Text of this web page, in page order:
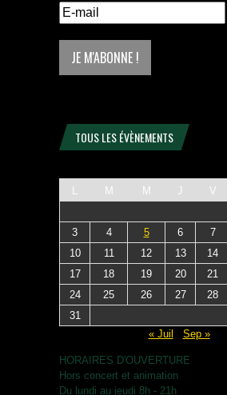
TOUS LES ÉVÈNEMENTS
L M M J V
3
4 5 6 7
10
11 12 13 14
17
18 19 20 21
24
25 26 27 28
31
« Juil
Sep »
HORAIRES D'OUVERTURE
Hors concert et animation
Du lundi au jeudi 8h - 21h